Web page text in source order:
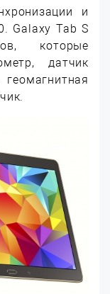
и
Galaxy Tab S
которые
датчик
геомагнитная